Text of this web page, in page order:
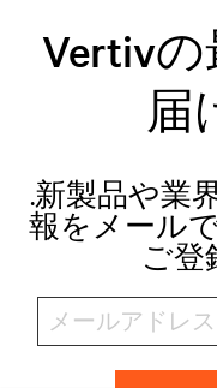
Vertiv
届
.新製品や業
報をメール
ご登